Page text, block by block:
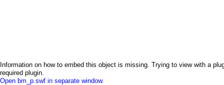
Information on how to embed this object is missing. Trying to view with a
required plugin.
Open bm_p.swf in separate window.